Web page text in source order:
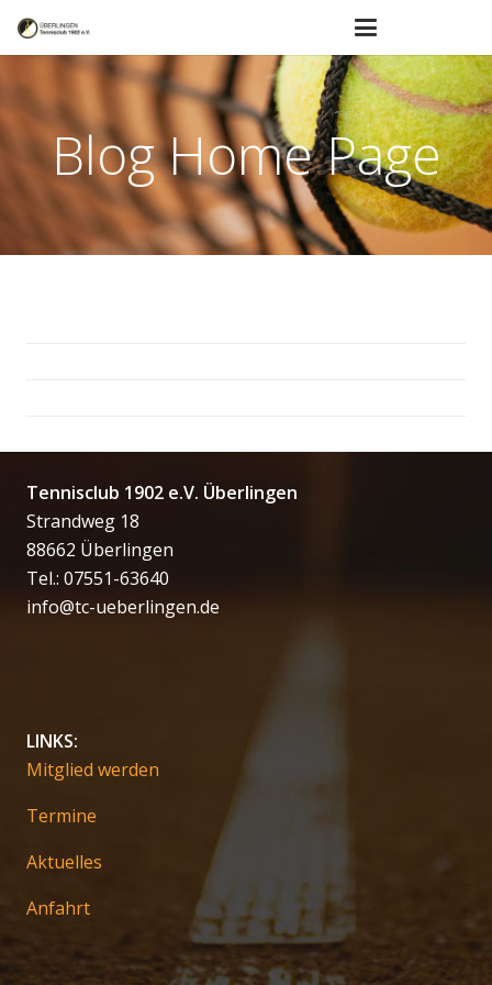
Blog Home Page
Tennisclub 1902 e.V. Überlingen
Strandweg 18
88662 Überlingen
Tel.: 07551-63640
info@tc-ueberlingen.de
LINKS:
Mitglied werden
Termine
Aktuelles
Anfahrt